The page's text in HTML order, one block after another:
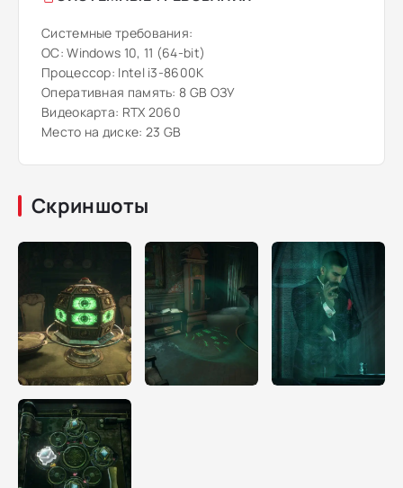
Системные требования:
ОС: Windows 10, 11 (64-bit)
Процессор: Intel i3-8600K
Оперативная память: 8 GB ОЗУ
Видеокарта: RTX 2060
Место на диске: 23 GB
Скриншоты